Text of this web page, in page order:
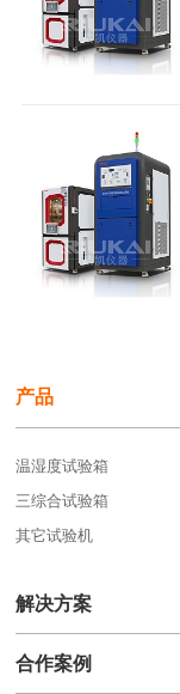
产品
温湿度试验箱
三综合试验箱
其它试验机
解决方案
合作案例